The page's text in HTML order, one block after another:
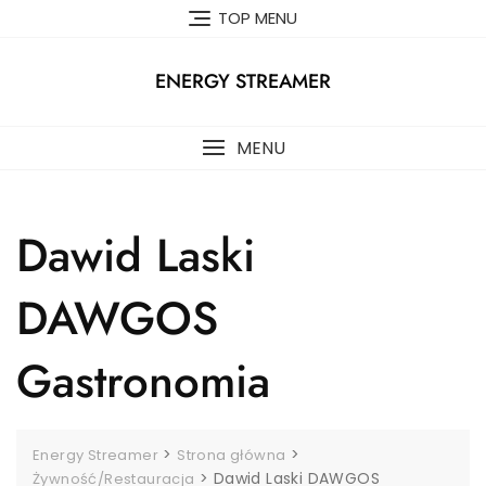
TOP MENU
ENERGY STREAMER
MENU
Dawid Laski
DAWGOS
Gastronomia
Energy Streamer > Strona główna >
Żywność/Restauracja > Dawid Laski DAWGOS